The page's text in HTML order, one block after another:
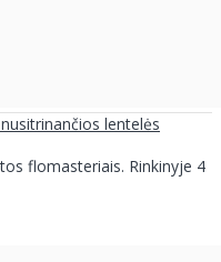
lentelės
flomasteriais. Rinkinyje 4